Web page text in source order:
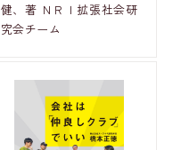
健、著 ＮＲＩ拡張社会研
究会チーム